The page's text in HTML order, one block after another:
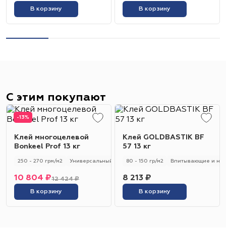
В корзину В корзину
С этим покупают
-13%
Клей многоцелевой
Bonkeel Prof 13 кг
250 - 270 грм/м2 Универсальный 250 - 270 гр/м2
12 424 ₽
10 804 ₽
В корзину
Клей GOLDBASTIK BF
57 13 кг
80 - 150 гр/м2 Впитывающие и не
8 213 ₽
В корзину